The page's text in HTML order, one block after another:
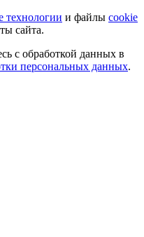
технологии и файлы cookie
сайта.
с обработкой данных в
персональных данных.